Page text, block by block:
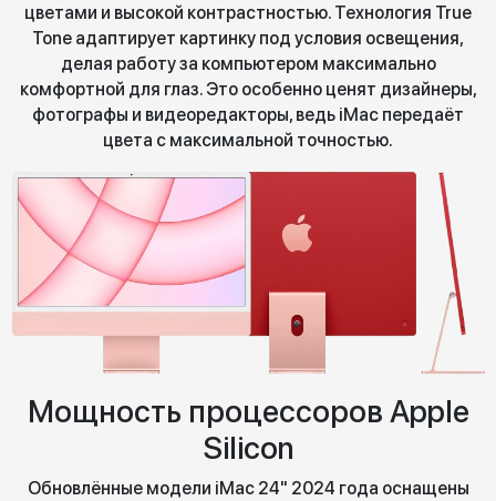
цветами и высокой контрастностью. Технология True
Tone адаптирует картинку под условия освещения,
делая работу за компьютером максимально
комфортной для глаз. Это особенно ценят дизайнеры,
фотографы и видеоредакторы, ведь iMac передаёт
цвета с максимальной точностью.
Мощность процессоров Apple
Silicon
Обновлённые модели iMac 24" 2024 года оснащены